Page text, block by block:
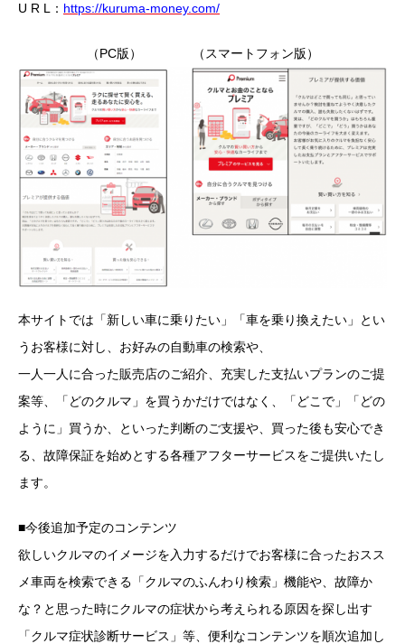
U R L： https://kuruma-money.com/
（PC版） （スマートフォン版）
本サイトでは「新しい車に乗りたい」「車を乗り換えたい」とい
うお客様に対し、お好みの自動車の検索や、
一人一人に合った販売店のご紹介、充実した支払いプランのご提
案等、「どのクルマ」を買うかだけではなく、「どこで」「どの
ように」買うか、といった判断のご支援や、買った後も安心でき
る、故障保証を始めとする各種アフターサービスをご提供いたし
ます。
■今後追加予定のコンテンツ
欲しいクルマのイメージを入力するだけでお客様に合ったおスス
メ車両を検索できる「クルマのふんわり検索」機能や、故障か
な？と思った時にクルマの症状から考えられる原因を探し出す
「クルマ症状診断サービス」等、便利なコンテンツを順次追加し